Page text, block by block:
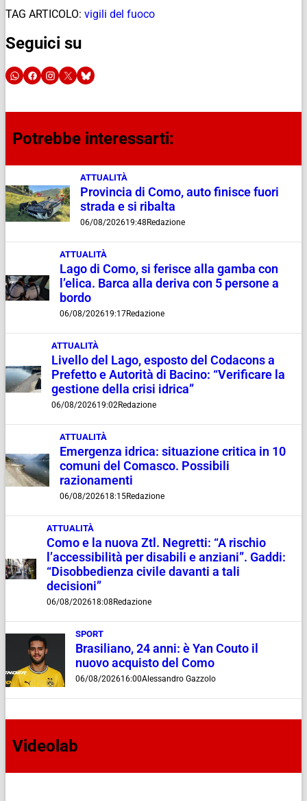
TAG ARTICOLO: vigili del fuoco
Seguici su
Potrebbe interessarti:
ATTUALITÀ
Provincia di Como, auto finisce fuori
strada e si ribalta
06/08/202619:48 Redazione
ATTUALITÀ
Lago di Como, si ferisce alla gamba con
l’elica. Barca alla deriva con 5 persone a
bordo
06/08/202619:17Redazione
ATTUALITÀ
Livello del Lago, esposto del Codacons a
Prefetto e Autorità di Bacino: “Verificare la
gestione della crisi idrica”
06/08/202619:02Redazione
ATTUALITÀ
Emergenza idrica: situazione critica in 10
comuni del Comasco. Possibili
razionamenti
06/08/202618:15Redazione
ATTUALITÀ
Como e la nuova Ztl. Negretti: “A rischio
l’accessibilità per disabili e anziani”. Gaddi:
“Disobbedienza civile davanti a tali
decisioni”
06/08/202618:08 Redazione
SPORT
Brasiliano, 24 anni: è Yan Couto il
nuovo acquisto del Como
06/08/202616:00Alessandro Gazzolo
Videolab